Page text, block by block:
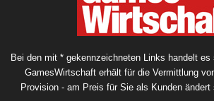
Bei den mit * gekennzeichneten Links handelt
GamesWirtschaft erhält für die Vermittlung
Provision - am Preis für Sie als Kunden